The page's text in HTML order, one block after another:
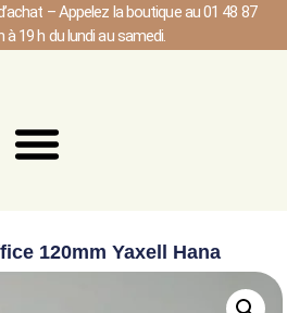
– Appelez la boutique au 01 48 87
à 19 h du lundi au samedi.
120mm Yaxell Hana